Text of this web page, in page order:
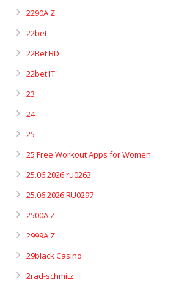
2290A Z
22bet
22Bet BD
22bet IT
23
24
25
25 Free Workout Apps for Women
25.06.2026 ru0263
25.06.2026 RU0297
2500A Z
2999A Z
29black Casino
2rad-schmitz